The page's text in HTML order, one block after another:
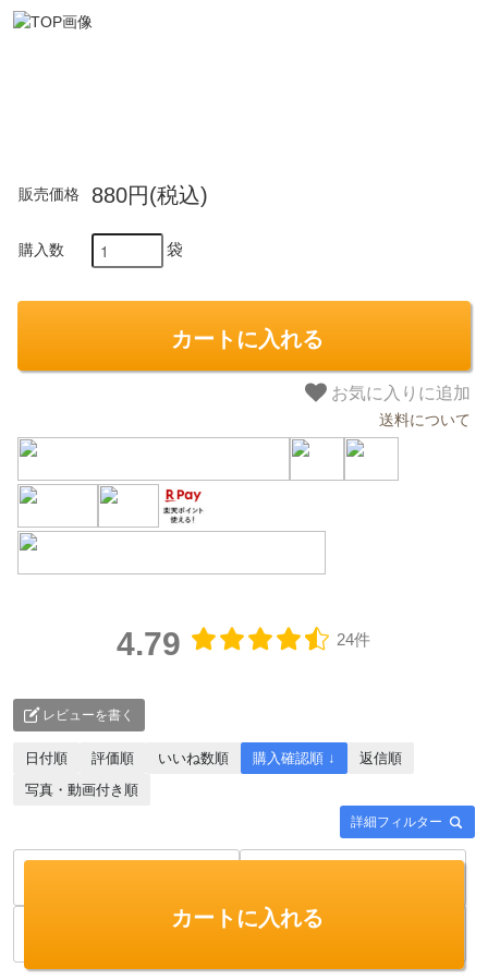
販売価格 880円(税込)
購入数 袋
カートに入れる
お気に入りに追加
送料について
4.79 24件
レビューを書く
詳細フィルター
日付順 評価順 いいね数順 購入確認順 ↓
返信順
写真・動画付き順
カートに入れる